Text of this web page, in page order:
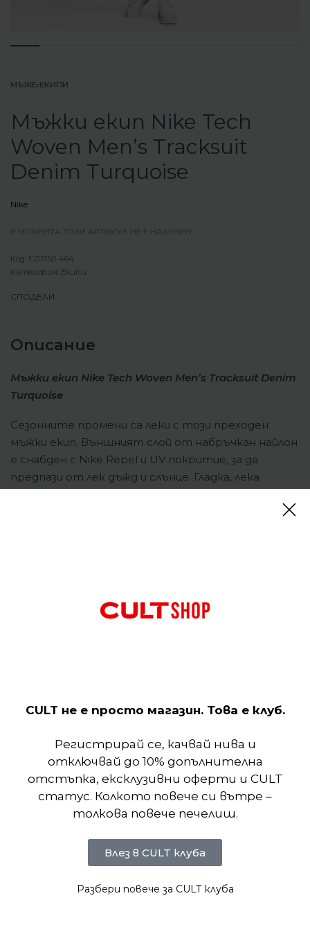
МЪЖЕ›ЕКИПИ
Мъжки екип Nike Tech
Woven Men’s Tracksuit
Denim Turquoise
Nike
FZ0750-464
Категория: Екипи
СПОДЕЛИ
Описание
Мъжки екип Nike Tech Woven Men’s Tracksuit Denim
Turquoise
Сезонните промени са леки с тoзи преходен
мъжки екип. Външният слой от набръчкан найлон
е снабден с Nike Repel и UV покритие, за да
предпази от лек дъжд и слънце. Гладка, лека
джобове са с ципове за сигурно съхранение.
Големи карго джобове на гърдите и бедрата се
удобно прилягане и минимален профил.
Отзиви (0)
Подобни продукти
CULT не е просто магазин. Това е клуб.
Регистрирай се, качвай нива и
отключвай до 10% допълнителна
отстъпка, ексклузивни оферти и CULT
статус. Колкото повече си вътре –
толкова повече печелиш.
Влез в CULT клуба
Разбери повече за CULT клуба